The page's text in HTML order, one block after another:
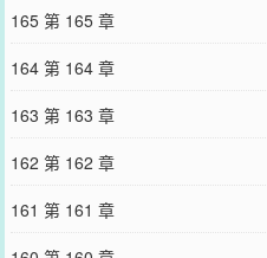
过三巡，意识昏沉之际，季眠感
男室友微颤的嗓音——“我到底哪里
自己继弟的偏执哥哥。】他兢兢
哥哥形象，受人唾弃，被继弟冷眼
局子，流一把铁窗泪。季眠好不
弟共度一晚，静候警察叔叔上门逮
颈窝轻蹭的少年，迷茫思索：我
一世的二世祖小少爷】炮灰小少爷
惜白月光出国养病，为解相思之
人形手办，俗称替身。等白月光主
恶他的主角们啪啪打脸，几年后
165 第 165 章
164 第 164 章
163 第 163 章
162 第 162 章
161 第 161 章